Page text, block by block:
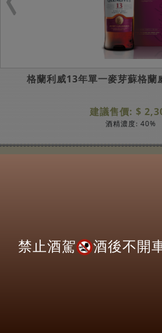
格蘭利威13年單一麥芽蘇格
建議售價: $
酒精濃度: 40%
Home
關於 Wish List須知 使用條款
隱
禁止酒駕 酒後不開